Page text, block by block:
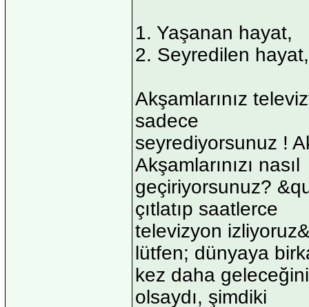
1. Yaşanan hayat,
2. Seyredilen hayat,
Akşamlarınız
sadece
seyrediyorsunuz !
Akşamlarınızı nasıl
geçiriyorsunuz?
çıtlatıp saatlerce
televizyon
lütfen; dünyaya
kez daha
olsaydı, şimdiki